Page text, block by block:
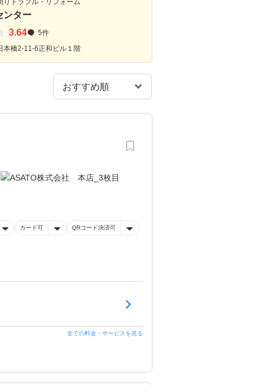
りトラブル・リフォーム
ンター
3.64
5件
本橋2-11-6正和ビル１階
カード可 QRコード決済可
全ての料金・サービスを見る